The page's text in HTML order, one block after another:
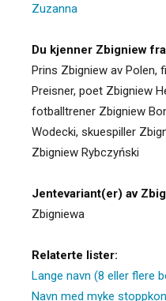
Zuzanna
Du kjenner Zbigniew
Prins Zbigniew av Polen,
Preisner, poet Zbigniew
fotballtrener Zbigniew
Wodecki, skuespiller
Zbigniew Rybczyński
Jentevariant(er) av
Zbigniewa
Relaterte lister:
Lange navn (8 eller flere
Navn med myke